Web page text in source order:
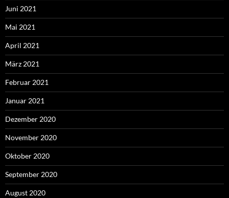
Juni 2021
Mai 2021
April 2021
März 2021
Februar 2021
Januar 2021
Dezember 2020
November 2020
Oktober 2020
September 2020
August 2020